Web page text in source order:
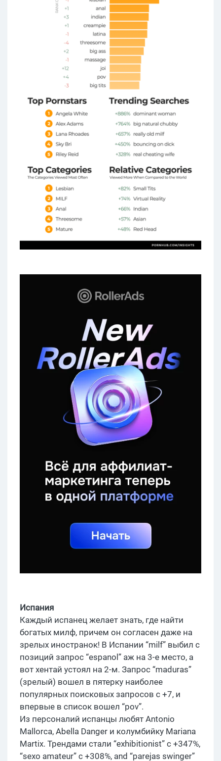
Испания
Каждый испанец желает знать, где найти
богатых милф, причем он согласен даже на
зрелых иностранок! В Испании “milf” выбил с
позиций запрос “espanol” аж на 3-е место, а
вот хентай устоял на 2-м. Запрос “maduras”
(зрелый) вошел в пятерку наиболее
популярных поисковых запросов с +7, и
впервые в список вошел “pov”.
Из персоналий испанцы любят Antonio
Mallorca, Abella Danger и колумбийку Mariana
Martix. Трендами стали “exhibitionist” с +347%,
“sexo amateur” с +308%, and “parejas swinger”